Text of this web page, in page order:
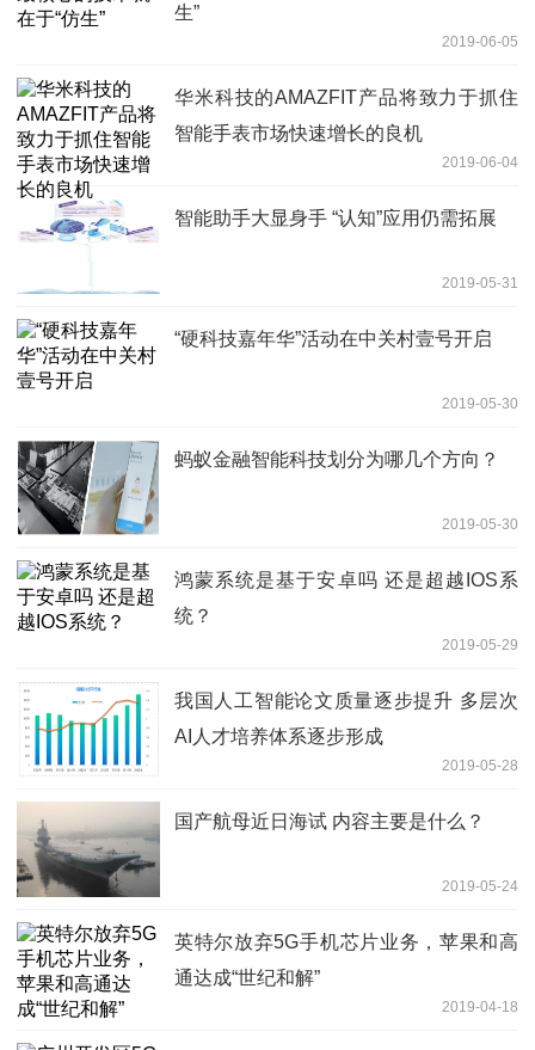
生”
2019-06-05
华米科技的AMAZFIT产品将致力于抓住
智能手表市场快速增长的良机
2019-06-04
智能助手大显身手 “认知”应用仍需拓展
2019-05-31
“硬科技嘉年华”活动在中关村壹号开启
2019-05-30
蚂蚁金融智能科技划分为哪几个方向？
2019-05-30
鸿蒙系统是基于安卓吗 还是超越IOS系
统？
2019-05-29
我国人工智能论文质量逐步提升 多层次
AI人才培养体系逐步形成
2019-05-28
国产航母近日海试 内容主要是什么？
2019-05-24
英特尔放弃5G手机芯片业务，苹果和高
通达成“世纪和解”
2019-04-18